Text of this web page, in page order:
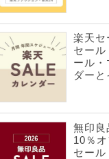
楽天セ
セー
ール・
ダーと
無印良
10％
セール